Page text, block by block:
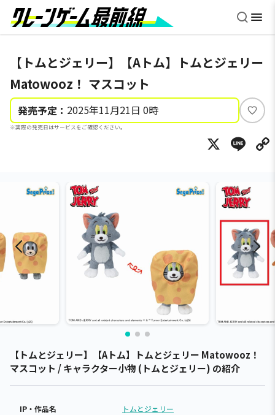
【トムとジェリー】【Aトム】トムとジェリー
Matowooz！ マスコット
発売予定： 2025年11月21日 0時
※実際の発売日はサービスをご確認ください。
い
ね
X
【トムとジェリー】【Aトム】トムとジェリー Matowooz！
マスコット / キャラクター小物 (トムとジェリー) の紹介
IP・作品名 トムとジェリー